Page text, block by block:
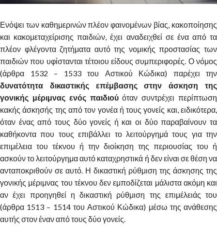
Ενόψει των καθημερινών πλέον φαινομένων βίας, κακοποίησης
και κακομεταχείρισης παιδιών, έχει αναδειχθεί σε ένα από τα
πλέον φλέγοντα ζητήματα αυτό της νομικής προστασίας των
παιδιών που υφίστανται τέτοιου είδους συμπεριφορές. Ο νόμος
(άρθρα 1532 – 1533 του Αστικού Κώδικα) παρέχει την
δυνατότητα δικαστικής επέμβασης στην άσκηση της
γονικής μέριμνας ενός παιδιούόταν συντρέχει περίπτωση
κακής άσκησής της από τον γονέα ή τους γονείς και, ειδικότερα,
όταν ένας από τους δύο γονείς ή και οι δύο παραβαίνουν τα
καθήκοντα που τους επιβάλλει το λειτούργημά τους για την
επιμέλεια του τέκνου ή την διοίκηση της περιουσίας του ή
ασκούν το λειτούργημα αυτό καταχρηστικά ή δεν είναι σε θέση να
ανταποκριθούν σε αυτό. Η δικαστική ρύθμιση της άσκησης της
γονικής μέριμνας του τέκνου δεν εμποδίζεται μάλιστα ακόμη και
αν έχει προηγηθεί η δικαστική ρύθμιση της επιμέλειάς του
(άρθρα 1513 – 1514 του Αστικού Κώδικα) μέσω της ανάθεσης
αυτής στον έναν από τους δύο γονείς.